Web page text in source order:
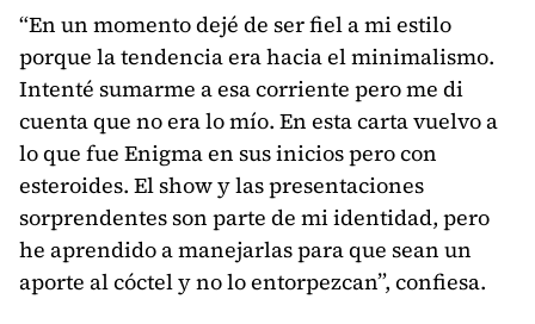
“En un momento dejé de ser fiel a mi estilo
porque la tendencia era hacia el minimalismo.
Intenté sumarme a esa corriente pero me di
cuenta que no era lo mío. En esta carta vuelvo a
lo que fue Enigma en sus inicios pero con
esteroides. El show y las presentaciones
sorprendentes son parte de mi identidad, pero
he aprendido a manejarlas para que sean un
aporte al cóctel y no lo entorpezcan”, confiesa.